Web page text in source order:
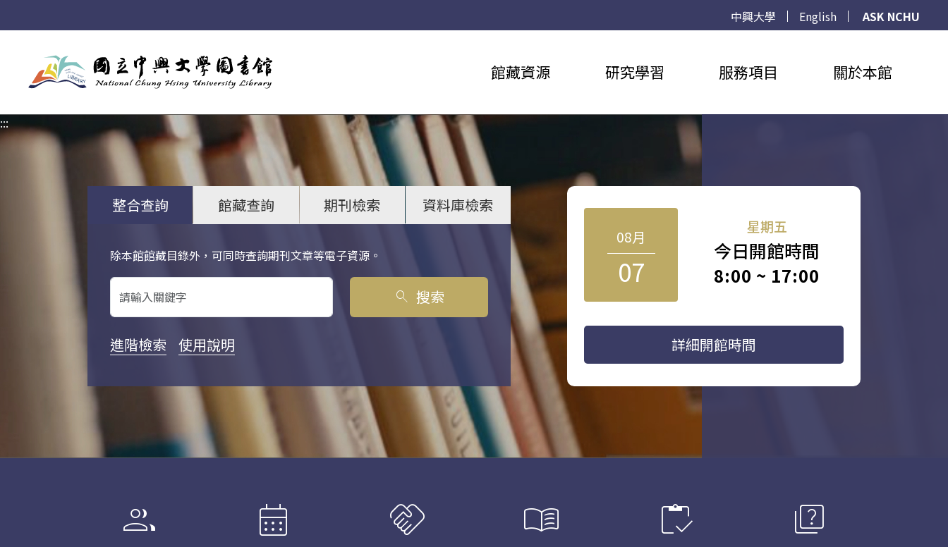
中興大學 English
ASK NCHU
館藏資源 研究學習 服務項目 關於本館
:::
整合查詢 館藏查詢 期刊檢索 資料庫檢索
除本館館藏目錄外，可同時查詢期刊文章等電子資源。
關鍵字搜尋
search 搜索
進階檢索 使用說明
08月
07
星期五
今日開館時間
8:00 ~ 17:00
詳細開館時間
group calendar_month handshake menu_book inventory quiz